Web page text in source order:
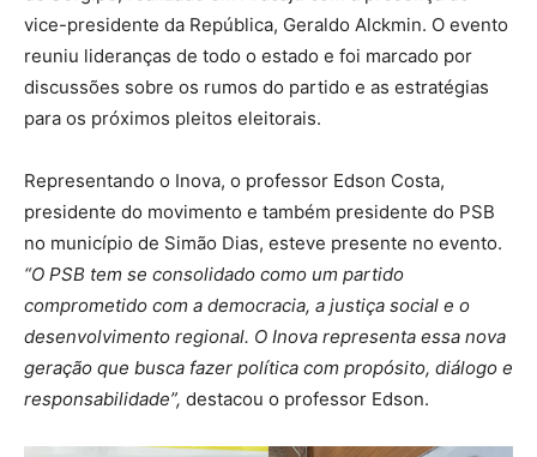
vice-presidente da República, Geraldo Alckmin. O evento
reuniu lideranças de todo o estado e foi marcado por
discussões sobre os rumos do partido e as estratégias
para os próximos pleitos eleitorais.
Representando o Inova, o professor Edson Costa,
presidente do movimento e também presidente do PSB
no município de Simão Dias, esteve presente no evento.
“O PSB tem se consolidado como um partido
comprometido com a democracia, a justiça social e o
desenvolvimento regional. O Inova representa essa nova
geração que busca fazer política com propósito, diálogo e
responsabilidade”, destacou o professor Edson.